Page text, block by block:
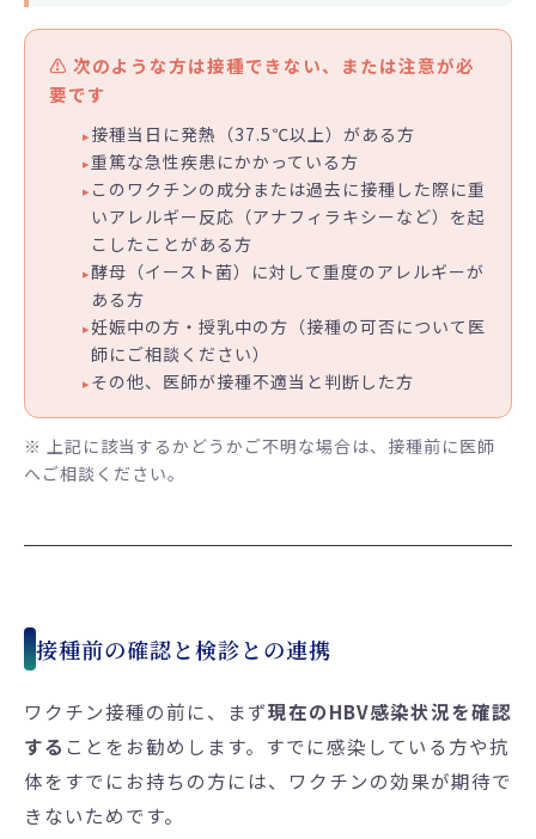
⚠️ 次のような方は接種できない、または注意が必
要です
接種当日に発熱（37.5℃以上）がある方
重篤な急性疾患にかかっている方
このワクチンの成分または過去に接種した際に重
いアレルギー反応（アナフィラキシーなど）を起
こしたことがある方
酵母（イースト菌）に対して重度のアレルギーが
ある方
妊娠中の方・授乳中の方（接種の可否について医
師にご相談ください）
その他、医師が接種不適当と判断した方
※ 上記に該当するかどうかご不明な場合は、接種前に医師
へご相談ください。
接種前の確認と検診との連携
ワクチン接種の前に、まず現在のHBV感染状況を確認
する ことをお勧めします。すでに感染している方や抗
体をすでにお持ちの方には、ワクチンの効果が期待で
きないためです。